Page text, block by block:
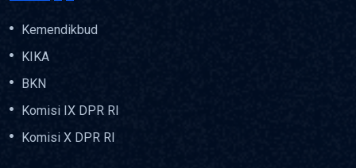
Kemendikbud
KIKA
BKN
Komisi IX DPR RI
Komisi X DPR RI